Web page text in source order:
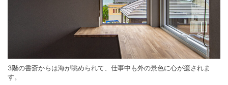
3階の書斎からは海が眺められて、仕事中も外の景色に心が癒されま
す。